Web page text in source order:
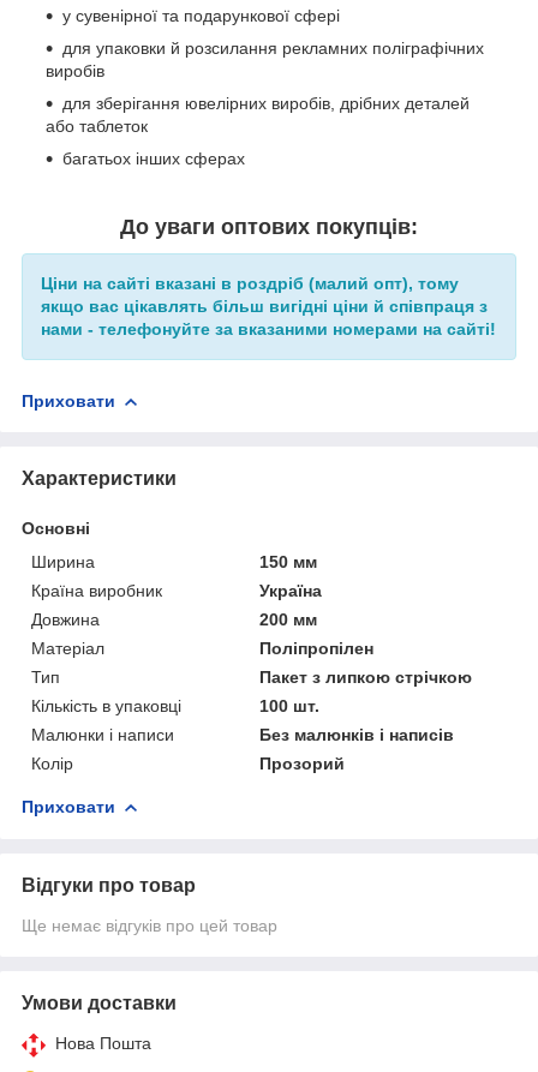
у сувенірної та подарункової сфері
для упаковки й розсилання рекламних поліграфічних
виробів
для зберігання ювелірних виробів, дрібних деталей
або таблеток
багатьох інших сферах
До уваги оптових покупців:
Ціни на сайті вказані в роздріб (малий опт), тому
якщо вас цікавлять більш вигідні ціни й співпраця з
нами - телефонуйте за вказаними номерами на сайті!
Приховати
Характеристики
Основні
Ширина
150 мм
Країна виробник
Україна
Довжина
200 мм
Матеріал
Поліпропілен
Тип
Пакет з липкою стрічкою
Кількість в упаковці
100 шт.
Малюнки і написи
Без малюнків і написів
Колір
Прозорий
Приховати
Відгуки про товар
Ще немає відгуків про цей товар
Умови доставки
Нова Пошта